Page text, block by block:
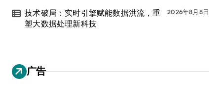
技术破局：实时引擎赋能数据洪流，重
塑大数据处理新科技
2026年8月8日
广告